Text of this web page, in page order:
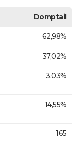
Domptail
62,98%
37,02%
3,03%
14,55%
165